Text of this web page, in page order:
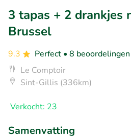
3 tapas + 2 drankjes
Brussel
9.3 Perfect • 8 beoordelingen
Le Comptoir
Sint-Gillis (336km)
Verkocht: 23
Samenvatting